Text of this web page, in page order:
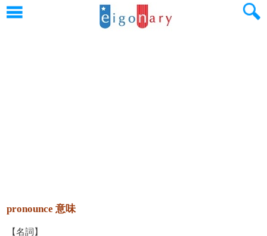
pronounce 意味
【名詞】